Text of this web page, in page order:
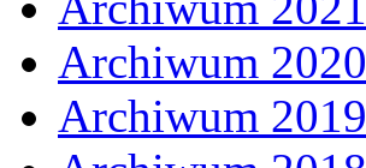
Archiwum 2020
Archiwum 2019